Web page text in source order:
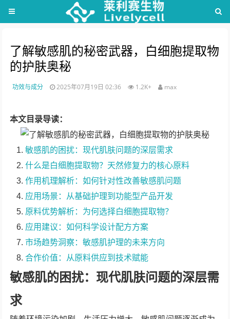
了解敏感肌的秘密武器，白细胞提取物
的护肤奥秘
功效与成分 2025年07月19日 02:36 1.2K+ max
本文目录导读：
敏感肌的困扰：现代肌肤问题的深层需求
什么是白细胞提取物？天然修复力的核心原料
作用机理解析：如何针对性改善敏感肌问题
应用场景：从基础护理到功能型产品开发
原料优势解析：为何选择白细胞提取物？
应用建议：如何科学设计配方方案
市场趋势洞察：敏感肌护理的未来方向
合作价值：从原料供应到技术赋能
敏感肌的困扰：现代肌肤问题的深层需
求